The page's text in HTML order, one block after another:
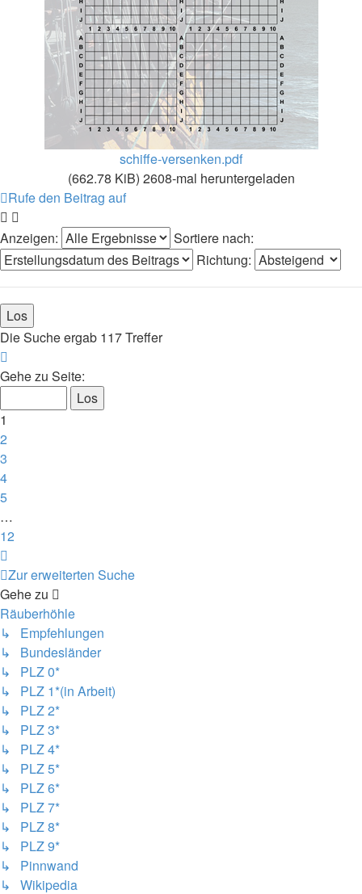
schiffe-versenken.pdf
(662.78 KiB) 2608-mal heruntergeladen
Rufe den Beitrag auf
Anzeigen:
Sortiere nach:
Richtung:
Die Suche ergab 117 Treffer
1
12
Gehe zu Seite:
1
2
3
4
5
…
12
Zur erweiterten Suche
Gehe zu
Räuberhöhle
↳ Empfehlungen
↳ Bundesländer
↳ PLZ 0*
↳ PLZ 1*(in Arbeit)
↳ PLZ 2*
↳ PLZ 3*
↳ PLZ 4*
↳ PLZ 5*
↳ PLZ 6*
↳ PLZ 7*
↳ PLZ 8*
↳ PLZ 9*
↳ Pinnwand
↳ Wikipedia